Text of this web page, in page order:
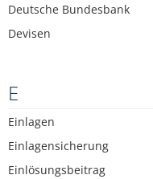
Deutsche Bundesbank
Devisen
E
Einlagen
Einlagensicherung
Einlösungsbeitrag